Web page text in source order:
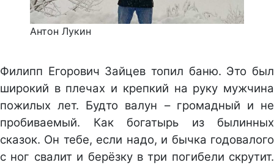
Антон Лукин
Филипп Егорович Зайцев топил баню. Это был
широкий в плечах и крепкий на руку мужчина
пожилых лет. Будто валун – громадный и не
пробиваемый. Как богатырь из былинных
сказок. Он тебе, если надо, и бычка годовалого
с ног свалит и берёзку в три погибели скрутит.